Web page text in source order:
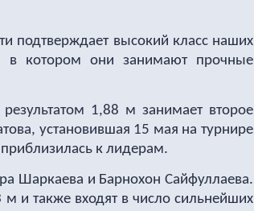
подтверждает высокий класс наших
в котором они занимают прочные
1,88 м занимает второе
установившая 15 мая на турнире
к лидерам.
Шаркаева и Барнохон Сайфуллаева.
и также входят в число сильнейших